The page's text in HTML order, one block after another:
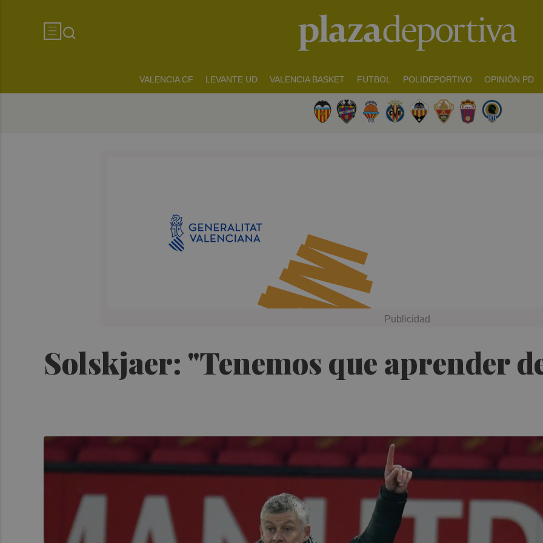
VALENCIA CF LEVANTE UD VALENCIA BASKET FUTBOL POLIDEPORTIVO OPINIÓN PD
Solskjaer: "Tenemos que aprender